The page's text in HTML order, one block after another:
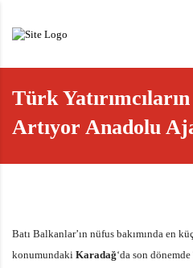
Türk
Artıyor Anadolu
Batı Balkanlar’ın nüfus bakımında en
konumundaki Karadağ‘da son dönemde